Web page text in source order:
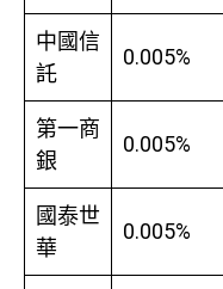
中國信
託
0.005%
第一商
銀
0.005%
國泰世
華
0.005%